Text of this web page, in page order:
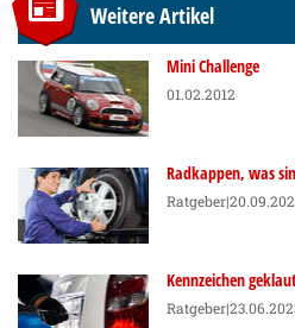
Weitere Artikel
Mini Challenge
01.02.2012
Radkappen, was
Ratgeber
Kennzeichen
Ratgeber